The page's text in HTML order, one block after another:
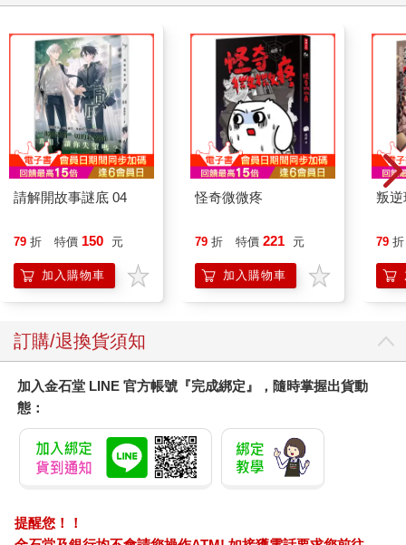
請解開故事謎底 04
79 折 特價 150 元
加入購物車
怪奇微微疼
79 折 特價 221 元
加入購物車
叛逆
79 折
訂購/退換貨須知
加入金石堂 LINE 官方帳號『完成綁定』，隨時掌握出貨動
態：
提醒您！！